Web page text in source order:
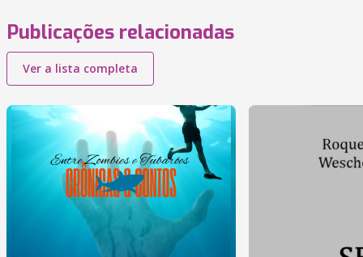
Publicações relacionadas
Ver a lista completa